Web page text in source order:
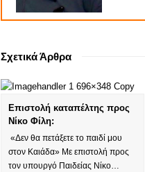
Σχετικά Άρθρα
Επιστολή καταπέλτης προς
Νίκο Φίλη:
«Δεν θα πετάξετε το παιδί μου
στον Καιάδα» Με επιστολή προς
τον υπουργό Παιδείας Νίκο…